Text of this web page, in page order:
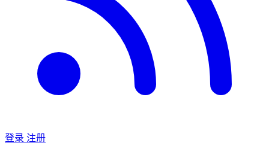
登录 注册